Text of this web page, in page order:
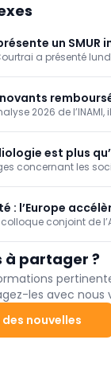
un SMUR
a présenté
européenne,
2026 de
est plus
concernant les
: l’Europe
?
colloque conjoint de
pour les
à partager ?
les avec nous
nouvelles